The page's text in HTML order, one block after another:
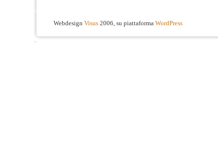
Webdesign Visus 2006, su piattaforma WordPress